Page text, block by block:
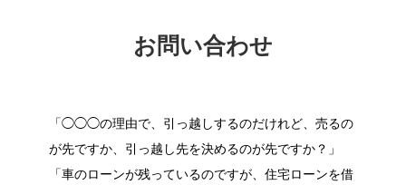
お問い合わせ
「◯◯◯の理由で、引っ越しするのだけれど、売るの
が先ですか、引っ越し先を決めるのが先ですか？」
「車のローンが残っているのですが、住宅ローンを借